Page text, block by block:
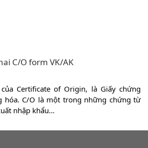
C/O form VK/AK
Certificate of Origin, là Giấy chứng
hóa. C/O là một trong những chứng từ
nhập khẩu…